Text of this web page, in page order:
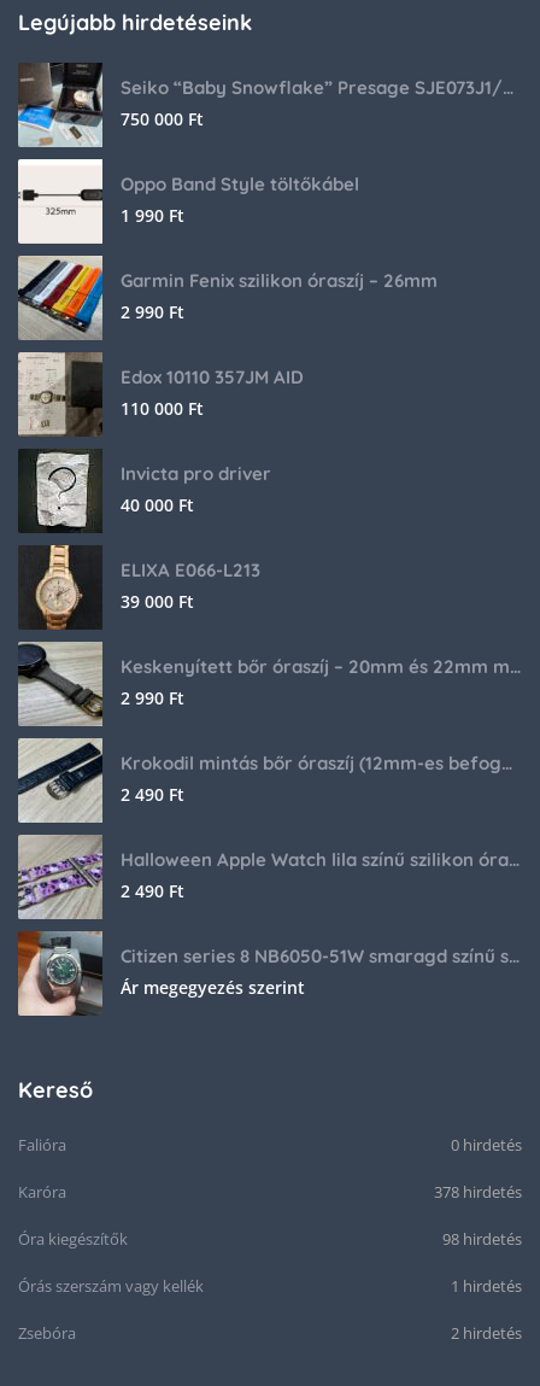
Legújabb hirdetéseink
Seiko “Baby Snowflake” Presage SJE073J1/SARA015 Limited Edition
750 000 Ft
Oppo Band Style töltőkábel
1 990 Ft
Garmin Fenix szilikon óraszíj – 26mm
2 990 Ft
Edox 10110 357JM AID
110 000 Ft
Invicta pro driver
40 000 Ft
ELIXA E066-L213
39 000 Ft
Keskenyített bőr óraszíj – 20mm és 22mm méretben
2 990 Ft
Krokodil mintás bőr óraszíj (12mm-es befogóval rendelkező órához)
2 490 Ft
Halloween Apple Watch lila színű szilikon óraszíj
2 490 Ft
Citizen series 8 NB6050-51W smaragd színű számlappal
Ár megegyezés szerint
Kereső
Falióra 0 hirdetés
Karóra 378 hirdetés
Óra kiegészítők 98 hirdetés
Órás szerszám vagy kellék 1 hirdetés
Zsebóra 2 hirdetés